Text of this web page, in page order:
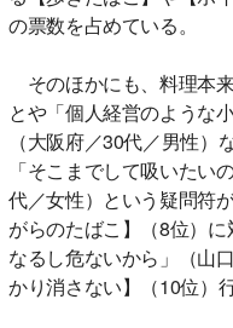
の票数を占めている。
そのほかにも、料理本
とや「個人経営のような
（大阪府／30代／男性）
「そこまでして吸いたい
代／女性）という疑問符
がらのたばこ】（8位）
なるし危ないから」（山
かり消さない】（10位）